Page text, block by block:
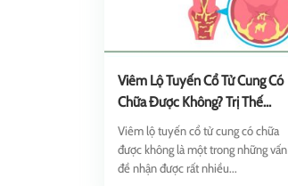
Viêm Lộ Tuyến Cổ Tử Cung Có
Chữa Được Không? Trị Thế
Nào?
Viêm lộ tuyến cổ tử cung có chữa
được không là một trong những vấn
đề nhận được rất nhiều...